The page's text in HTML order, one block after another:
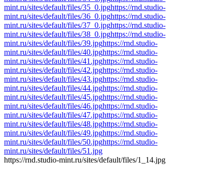
mint.ru/sites/default/files/35_0.jpghttps://rnd.studio-
mint.ru/sites/default/files/36_0.jpghttps://rnd.studio-
mint.ru/sites/default/files/37_0.jpghttps://rnd.studio-
mint.ru/sites/default/files/38_0.jpghttps://rnd.studio-
mint.ru/sites/default/files/39.jpghttps://rnd.studio-
mint.ru/sites/default/files/40.jpghttps://rnd.studio-
mint.ru/sites/default/files/41.jpghttps://rnd.studio-
mint.ru/sites/default/files/42.jpghttps://rnd.studio-
mint.ru/sites/default/files/43.jpghttps://rnd.studio-
mint.ru/sites/default/files/44.jpghttps://rnd.studio-
mint.ru/sites/default/files/45.jpghttps://rnd.studio-
mint.ru/sites/default/files/46.jpghttps://rnd.studio-
mint.ru/sites/default/files/47.jpghttps://rnd.studio-
mint.ru/sites/default/files/48.jpghttps://rnd.studio-
mint.ru/sites/default/files/49.jpghttps://rnd.studio-
mint.ru/sites/default/files/50.jpghttps://rnd.studio-
mint.ru/sites/default/files/51.jpg
https://rnd.studio-mint.ru/sites/default/files/1_14.jpg